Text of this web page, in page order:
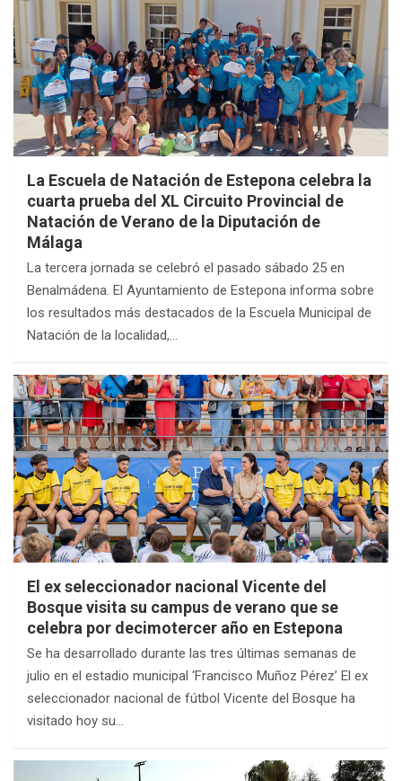
La Escuela de Natación de Estepona celebra la
cuarta prueba del XL Circuito Provincial de
Natación de Verano de la Diputación de
Málaga
La tercera jornada se celebró el pasado sábado 25 en
Benalmádena. El Ayuntamiento de Estepona informa sobre
los resultados más destacados de la Escuela Municipal de
Natación de la localidad,…
El ex seleccionador nacional Vicente del
Bosque visita su campus de verano que se
celebra por decimotercer año en Estepona
Se ha desarrollado durante las tres últimas semanas de
julio en el estadio municipal ‘Francisco Muñoz Pérez’ El ex
seleccionador nacional de fútbol Vicente del Bosque ha
visitado hoy su…